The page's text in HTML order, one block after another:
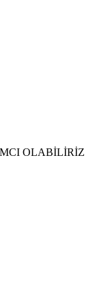
OLABİLİRİZ